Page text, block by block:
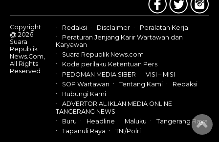
Copyright
@ 2026
Suara
Republik
News.Com,
All Rights
Reserved
Redaksi Disclaimer
Peralatan Kerja
Peraturan Jenjang Karir Wartawan dan
Karyawan
Suara Republik News.com
Kode perilaku Ketentuan Pers
PEDOMAN MEDIA SIBER
VISI – MISI
SOP Wartawan
Tentang Kami
Redaksi
Hubungi Kami
ADVERTORIAL IKLAN MEDIA ONLINE
TANGERANG NEWS
Buru
Headline Maluku
Tangerang Raya
Tapanuli Raya
TNI/Polri